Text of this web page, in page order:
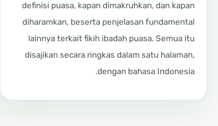
definisi puasa, kapan dimakruhkan, dan kapan
diharamkan, beserta penjelasan fundamental
lainnya terkait fikih ibadah puasa. Semua itu
disajikan secara ringkas dalam satu halaman,
dengan bahasa Indonesia.